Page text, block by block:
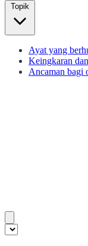
Topik
Ayat yang
Keingkaran
Ancaman bagi